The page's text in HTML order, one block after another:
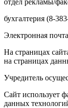
бухгалтерия (8-
Электронная
На страницах
на страницах
Учредитель
Сайт использует
данных